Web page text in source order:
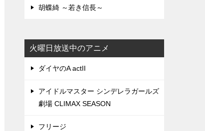
胡蝶綺 ～若き信長～
火曜日放送中のアニメ
ダイヤのA actII
アイドルマスター シンデレラガールズ
劇場 CLIMAX SEASON
フリージ